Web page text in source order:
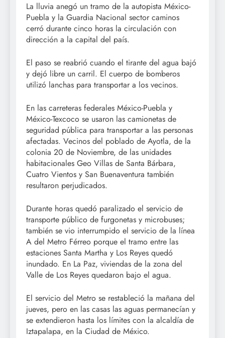
La lluvia anegó un tramo de la autopista México-
Puebla y la Guardia Nacional sector caminos
cerró durante cinco horas la circulación con
dirección a la capital del país.
El paso se reabrió cuando el tirante del agua bajó
y dejó libre un carril. El cuerpo de bomberos
utilizó lanchas para transportar a los vecinos.
En las carreteras federales México-Puebla y
México-Texcoco se usaron las camionetas de
seguridad pública para transportar a las personas
afectadas. Vecinos del poblado de Ayotla, de la
colonia 20 de Noviembre, de las unidades
habitacionales Geo Villas de Santa Bárbara,
Cuatro Vientos y San Buenaventura también
resultaron perjudicados.
Durante horas quedó paralizado el servicio de
transporte público de furgonetas y microbuses;
también se vio interrumpido el servicio de la línea
A del Metro Férreo porque el tramo entre las
estaciones Santa Martha y Los Reyes quedó
inundado. En La Paz, viviendas de la zona del
Valle de Los Reyes quedaron bajo el agua.
El servicio del Metro se restableció la mañana del
jueves, pero en las casas las aguas permanecían y
se extendieron hasta los límites con la alcaldía de
Iztapalapa, en la Ciudad de México.